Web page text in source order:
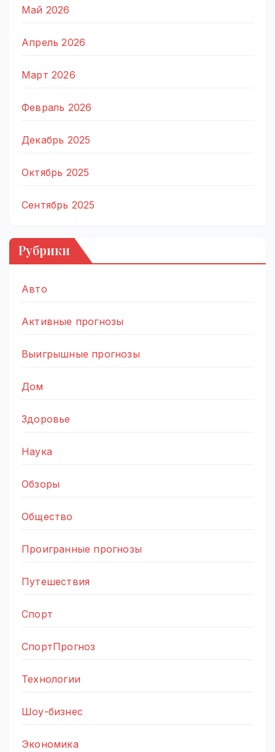
Май 2026
Апрель 2026
Март 2026
Февраль 2026
Декабрь 2025
Октябрь 2025
Сентябрь 2025
Рубрики
Авто
Активные прогнозы
Выигрышные прогнозы
Дом
Здоровье
Наука
Обзоры
Общество
Проигранные прогнозы
Путешествия
Спорт
СпортПрогноз
Технологии
Шоу-бизнес
Экономика